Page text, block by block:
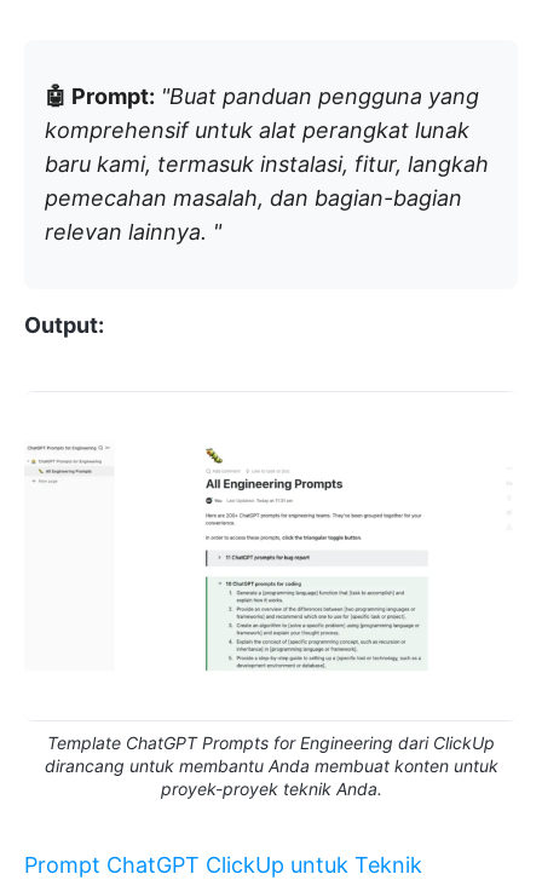
🤖 Prompt: "Buat panduan pengguna yang
komprehensif untuk alat perangkat lunak
baru kami, termasuk instalasi, fitur, langkah
pemecahan masalah, dan bagian-bagian
relevan lainnya. "
Output:
Template ChatGPT Prompts for Engineering dari ClickUp
dirancang untuk membantu Anda membuat konten untuk
proyek-proyek teknik Anda.
Prompt ChatGPT ClickUp untuk Teknik